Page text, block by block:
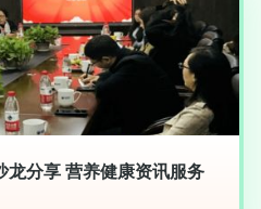
龙分享 营养健康资讯服务